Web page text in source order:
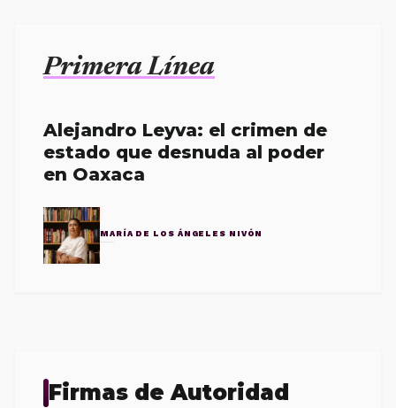
Primera Línea
Alejandro Leyva: el crimen de
estado que desnuda al poder
en Oaxaca
MARÍA DE LOS ÁNGELES NIVÓN
Firmas de Autoridad